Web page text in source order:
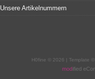
Unsere Artikelnummern
H0fine © 2026 | Template
modified